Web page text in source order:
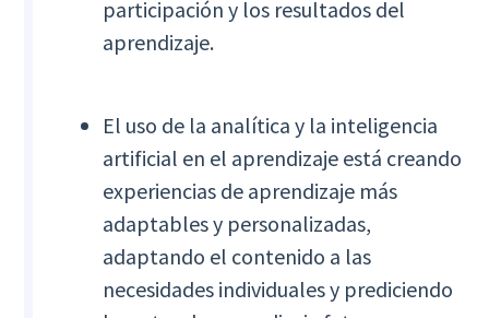
participación y los resultados del
aprendizaje.
El uso de la analítica y la inteligencia
artificial en el aprendizaje está creando
experiencias de aprendizaje más
adaptables y personalizadas,
adaptando el contenido a las
necesidades individuales y prediciendo